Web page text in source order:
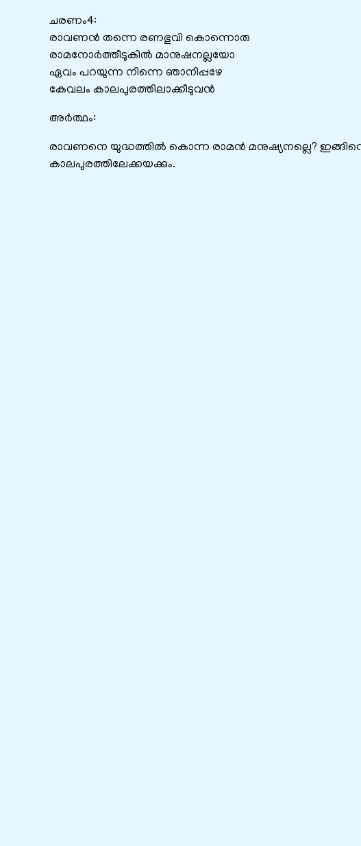
ചരണം4:
രാവണന്‍ തന്നെ രണഭുവി കൊന്നൊരു
രാമനോര്‍ത്തീടുകില്‍ മാനുഷനല്ലയോ
ഏവം പറയുന്ന നിന്നെ ഞാനിപ്പഴേ
കേവലം കാലപുരത്തിലാക്കീടുവന്‍
അർത്ഥം:
രാവണനെ യുദ്ധത്തില്‍ കൊന്ന രാമന്‍ മനുഷ്യനല്ലെ?
കാലപുരത്തിലേക്കയക്കും.